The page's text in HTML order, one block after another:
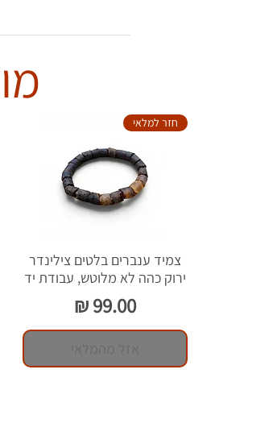
חזר למלאי
צמיד ענברים בלטים צילינדר
ירוק כהה לא מלוטש, עבודת יד
מחיר‏99.00 ‏₪